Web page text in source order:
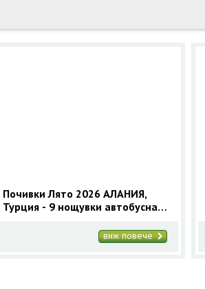
Почивки Лято 2026 АЛАНИЯ,
Турция - 9 нощувки автобусна
виж повече